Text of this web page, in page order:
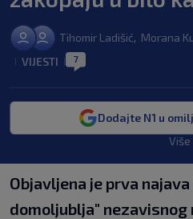
Tihomir Ladišić, Morana
VIJESTI 7
Dodajte N1 u
Više
Objavljena je prva
domoljublja" nezavisnog